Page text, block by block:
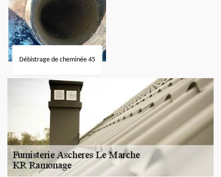
Débistrage de cheminée 45